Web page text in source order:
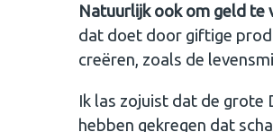
Natuurlijk ook om geld te
dat doet door giftige
creëren, zoals de
Ik las zojuist dat de grote
hebben gekregen dat